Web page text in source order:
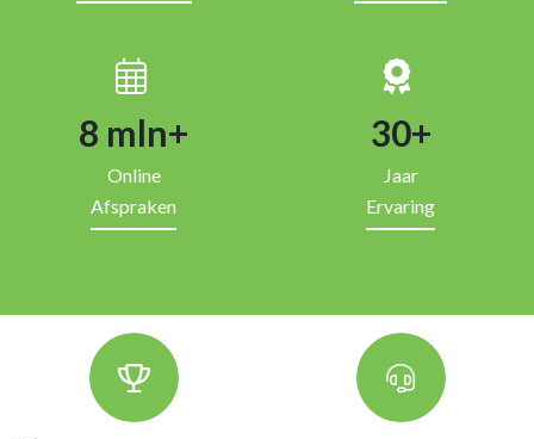
8 mln+
Online
Afspraken
30+
Jaar
Ervaring